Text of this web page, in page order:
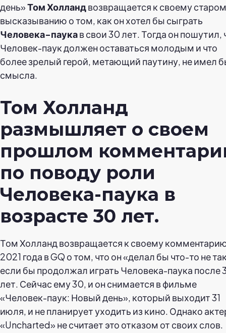
день»Том Холландвозвращается к своему
высказыванию о том, как он хотел бы сыграть
Человека-паукав свои 30 лет. Тогда он пошутил,
Человек-паук должен оставаться молодым и что
более зрелый герой, метающий паутину, не имел
смысла.
Том Холланд
размышляет о своем
прошлом
по поводу роли
Человека-паука в
возрасте 30 лет.
Том Холланд возвращается к своему
2021 года в GQ о том, что он «делал бы что-то не
если бы продолжал играть Человека-паука после
лет. Сейчас ему 30, и он снимается в фильме
«Человек-паук: Новый день», который выходит 31
июля, и не планирует уходить из кино. Однако
«Uncharted» не считает это отказом от своих слов.